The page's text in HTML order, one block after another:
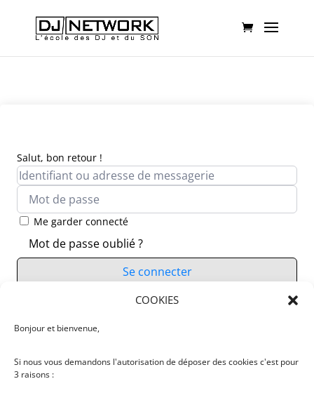
COOKIES
Bonjour et bienvenue,
Si nous vous demandons l'autorisation de déposer des cookies c'est pour
3 raisons :
Salut, bon retour !
Me garder connecté
Mot de passe oublié ?
Se connecter
Vous n’avez pas de compte ?